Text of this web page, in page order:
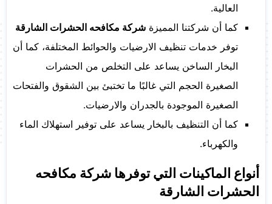
العالية.
كما أن شركتنا المميزة شركة مكافحه الحشرات الشارقة
توفر خدمات تنظيف الارضيات والحوائط المختلفة، كما أن
البخار الساخن يساعد على التخلص من الحشرات
الصغيرة الحجم التي غالبًا ما تختبئ بين الشقوق والفتحات
الصغيرة الموجودة بالجدران والارضيات.
كما أن التنظيف بالبخار يساعد على توفير استهلاك الماء
والكهرباء.
أنواع الماكينات التي توفرها شركة مكافحه
الحشرات الشارقة